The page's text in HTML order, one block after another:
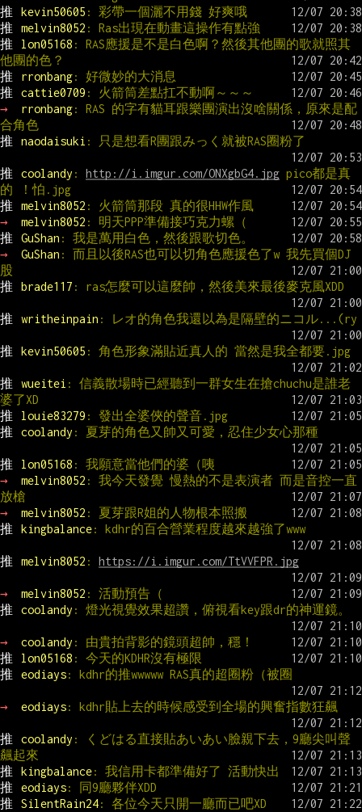
推
kevin50605 : 彩帶一個灑不用錢 好爽哦
推
melvin8052 : Ras出現在動畫這操作有點強
推
lon05168 : RAS應援是不是白色啊？然後其他團的歌就照其
他團的色？
推
rronbang: 好微妙的大消息
推
cattie0709 : 火箭筒差點扛不動啊～～～
→
rronbang: RAS 的字有貓耳跟樂團演出沒啥關係，原來是配
合角色
推
naodaisuki : 只是想看R團跟みっく就被RAS圈粉了
推 coolandy : http://i.imgur.com/ONXgbG4.jpg pico都是真
的 ！怕.jpg
推
melvin8052 : 火箭筒那段 真的很HHW作風
→
melvin8052 : 明天PPP準備接巧克力螺（
推
GuShan : 我是萬用白色，然後跟歌切色。
→
GuShan : 而且以後RAS也可以切角色應援色了w 我先買個DJ
股
推
brade117 : ras怎麼可以這麼帥，然後美來最後麥克風XDD
推 writheinpain : レオ的角色我還以為是隔壁的ニコル...(ry
推 kevin50605 : 角色形象滿貼近真人的 當然是我全都要.jpg
推 wueitei : 信義散場時已經聽到一群女生在搶chuchu是誰老
婆了XD
推
louie83279 : 發出全婆俠的聲音.jpg
推
coolandy : 夏芽的角色又帥又可愛，忍住少女心那種
推 lon05168 : 我願意當他們的婆（咦
→
melvin8052 : 我今天發覺 慢熱的不是表演者 而是音控一直
放槍
→
melvin8052 : 夏芽跟R姐的人物根本照搬
推
kingbalance: kdhr的百合營業程度越來越強了www
推 melvin8052 : https://i.imgur.com/TtVVFPR.jpg
→ melvin8052 : 活動預告（
推
coolandy : 燈光視覺效果超讚，俯視看key跟dr的神運鏡。
→ coolandy : 由貴拍背影的鏡頭超帥，穩！
推
lon05168 : 今天的KDHR沒有極限
推
eodiays: kdhr的推wwwww RAS真的超圈粉（被圈
→ eodiays: kdhr貼上去的時候感受到全場的興奮指數狂飆
推 coolandy : くどはる直接貼あいあい臉親下去，9廳尖叫聲
飆起來
推
kingbalance: 我信用卡都準備好了 活動快出
推
eodiays: 同9廳夥伴XDD
推
SilentRain24: 各位今天只開一廳而已吧XD